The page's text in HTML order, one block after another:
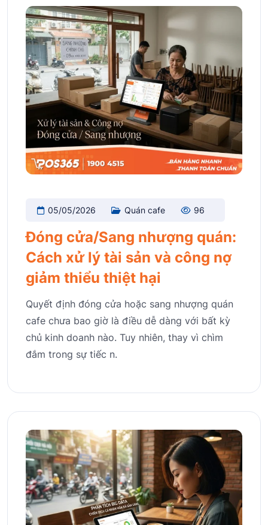
05/05/2026 Quán cafe 96
Đóng cửa/Sang nhượng quán:
Cách xử lý tài sản và công nợ
giảm thiểu thiệt hại
Quyết định đóng cửa hoặc sang nhượng quán
cafe chưa bao giờ là điều dễ dàng với bất kỳ
chủ kinh doanh nào. Tuy nhiên, thay vì chìm
đắm trong sự tiếc n.